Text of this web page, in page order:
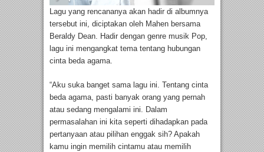
Lagu yang rencananya akan hadir di albumnya
tersebut ini, diciptakan oleh Mahen bersama
Beraldy Dean. Hadir dengan genre musik Pop,
lagu ini mengangkat tema tentang hubungan
cinta beda agama.
“Aku suka banget sama lagu ini. Tentang cinta
beda agama, pasti banyak orang yang pernah
atau sedang mengalami ini. Dalam
permasalahan ini kita seperti dihadapkan pada
pertanyaan atau pilihan enggak sih? Apakah
kamu ingin memilih cintamu atau memilih